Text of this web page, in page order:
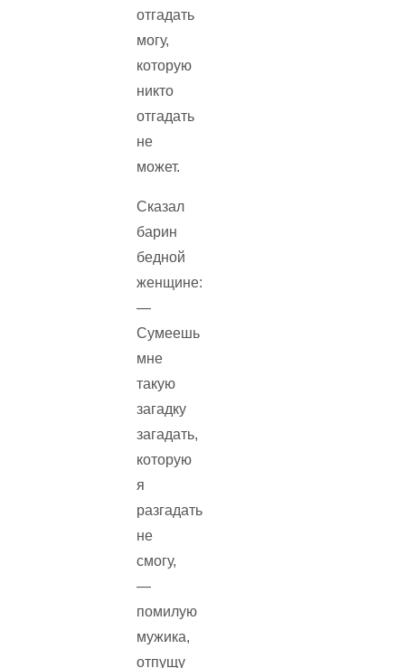
отгадать
могу,
которую
никто
отгадать
не
может.
Сказал
барин
бедной
женщине:
—
Сумеешь
мне
такую
загадку
загадать,
которую
я
разгадать
не
смогу,
—
помилую
мужика,
отпущу